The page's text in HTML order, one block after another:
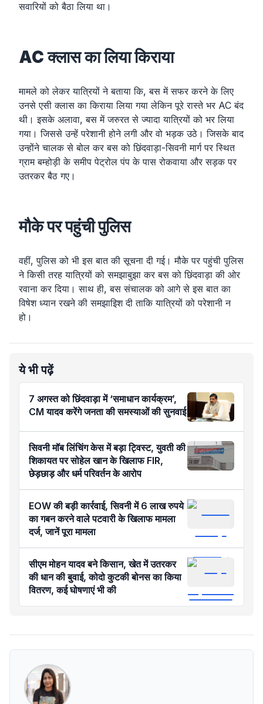
सवारियों को बैठा लिया था।
AC क्लास का लिया किराया
मामले को लेकर यात्रियों ने बताया कि, बस में सफर करने के लिए
उनसे एसी क्लास का किराया लिया गया लेकिन पूरे रास्ते भर AC बंद
थी। इसके अलावा, बस में जरुरत से ज्यादा यात्रियों को भर लिया
गया। जिससे उन्हें परेशानी होने लगी और वो भड़क उठे। जिसके बाद
उन्होंने चालक से बोल कर बस को छिंदवाड़ा-सिवनी मार्ग पर स्थित
ग्राम बम्होड़ी के समीप पेट्रोल पंप के पास रोकवाया और सड़क पर
उतरकर बैठ गए।
मौके पर पहुंची पुलिस
वहीं, पुलिस को भी इस बात की सूचना दी गई। मौके पर पहुंची पुलिस
ने किसी तरह यात्रियों को समझाबुझा कर बस को छिंदवाड़ा की ओर
रवाना कर दिया। साथ ही, बस संचालक को आगे से इस बात का
विषेश ध्यान रखने की समझाइिश दी ताकि यात्रियों को परेशानी न
हो।
ये भी पढ़ें
7 अगस्त को छिंदवाड़ा में ‘समाधान कार्यक्रम’,
CM यादव करेंगे जनता की समस्याओं की सुनवाई
सिवनी मॉब लिंचिंग केस में बड़ा ट्विस्ट, युवती की
शिकायत पर सोहेल खान के खिलाफ FIR,
छेड़छाड़ और धर्म परिवर्तन के आरोप
EOW की बड़ी कार्रवाई, सिवनी में 6 लाख रुपये
का गबन करने वाले पटवारी ​के खिलाफ मामला
दर्ज, जानें पूरा मामला
सीएम मोहन यादव बने किसान, खेत में उतरकर
की धान की बुवाई, कोदो कुटकी बोनस का किया
वितरण, कई घोषणाएं भी की